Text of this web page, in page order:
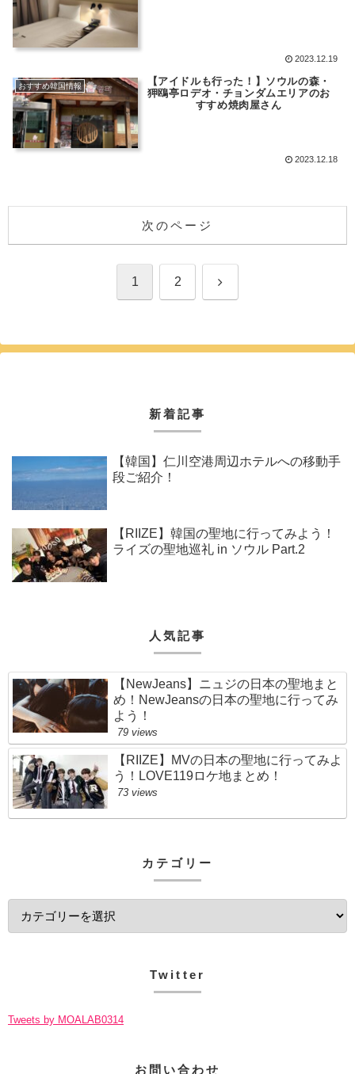
2023.12.19
おすすめ韓国情報
【アイドルも行った！】ソウルの森・
狎鴎亭ロデオ・チョンダムエリアのお
すすめ焼肉屋さん
2023.12.18
次のページ
1 2 次
新着記事
【韓国】仁川空港周辺ホテルへの移動手
段ご紹介！
【RIIZE】韓国の聖地に行ってみよう！
ライズの聖地巡礼 in ソウル Part.2
人気記事
【NewJeans】ニュジの日本の聖地まと
め！NewJeansの日本の聖地に行ってみ
よう！
79 views
【RIIZE】MVの日本の聖地に行ってみよ
う！LOVE119ロケ地まとめ！
73 views
カテゴリー
Twitter
Tweets by MOALAB0314
お問い合わせ